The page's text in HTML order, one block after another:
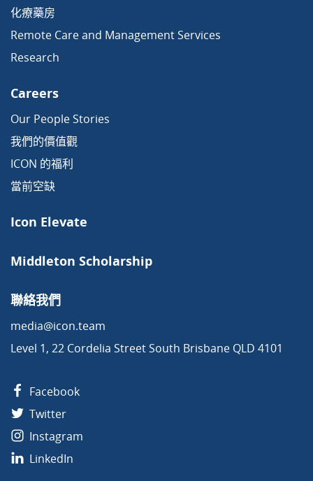
化療藥房
Remote Care and Management Services
Research
Careers
Our People Stories
我們的價值觀
ICON 的福利
當前空缺
Icon Elevate
Middleton Scholarship
聯絡我們
media@icon.team
Level 1, 22 Cordelia Street South Brisbane QLD 4101
Facebook
Twitter
Instagram
LinkedIn